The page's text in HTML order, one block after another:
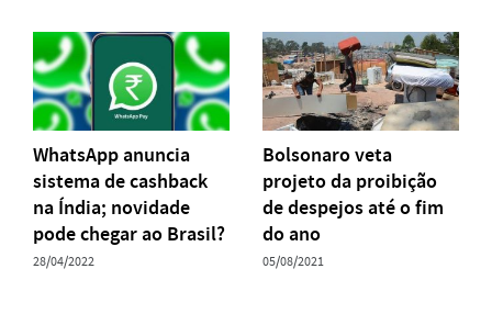
WhatsApp anuncia
sistema de cashback
na Índia; novidade
pode chegar ao Brasil?
28/04/2022
Bolsonaro veta
projeto da proibição
de despejos até o fim
do ano
05/08/2021